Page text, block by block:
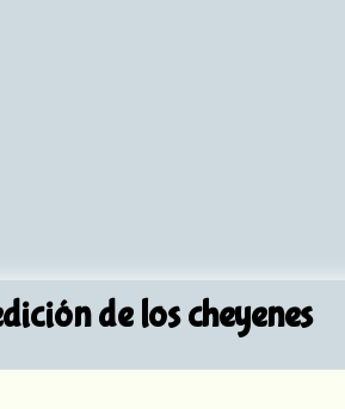
de los cheyenes